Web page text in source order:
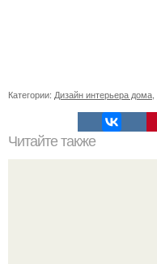
Категории: Дизайн интерьера дома
Читайте также